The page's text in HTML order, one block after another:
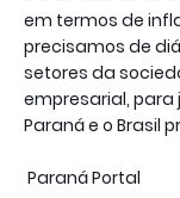
em termos de
precisamos de
setores da
empresarial, para
Paraná e o Brasil
Paraná Portal